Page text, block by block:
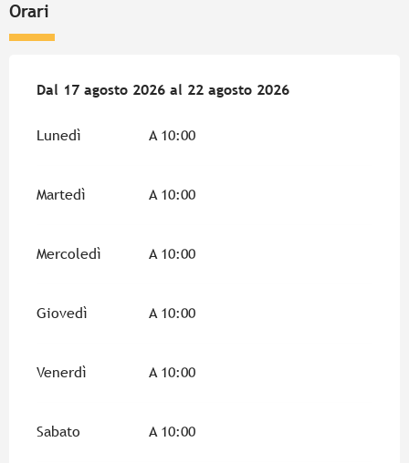
Orari
Dal 17 agosto 2026 al 22 agosto 2026
Dal 17 agosto 2026 al 22 agosto 2026
Lunedì A 10:00
Martedì A 10:00
Mercoledì A 10:00
Giovedì A 10:00
Venerdì A 10:00
Sabato A 10:00